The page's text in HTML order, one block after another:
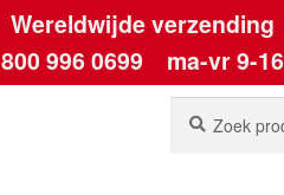
Wereldwijde verzending
800 996 0699 ma-vr 9-16
naar: